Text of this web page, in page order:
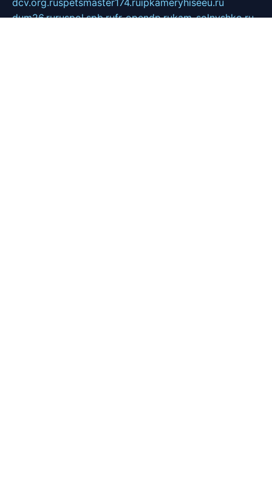
dcv.org.ruspetsmaster174.ruipkameryhiseeu.ru
dum26.ruruspol.spb.rufr-opendp.rukam-solnyshko.ru